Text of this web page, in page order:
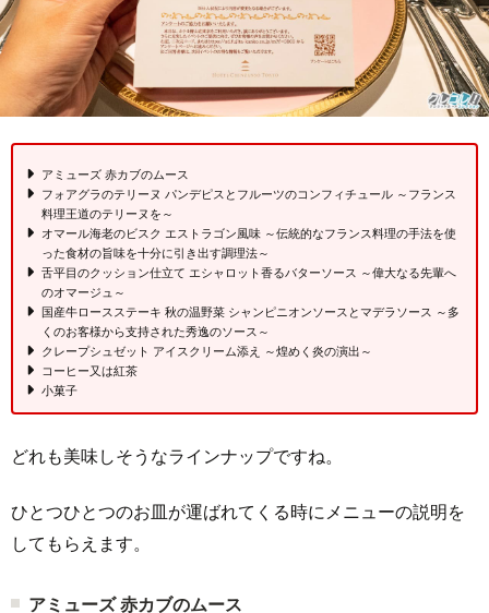
アミューズ 赤カブのムース
フォアグラのテリーヌ パンデピスとフルーツのコンフィチュール ～フランス
料理王道のテリーヌを～
オマール海老のビスク エストラゴン風味 ～伝統的なフランス料理の手法を使
った食材の旨味を十分に引き出す調理法～
舌平目のクッション仕立て エシャロット香るバターソース ～偉大なる先輩へ
のオマージュ～
国産牛ロースステーキ 秋の温野菜 シャンピニオンソースとマデラソース ～多
くのお客様から支持された秀逸のソース～
クレープシュゼット アイスクリーム添え ～煌めく炎の演出～
コーヒー又は紅茶
小菓子
どれも美味しそうなラインナップですね。
ひとつひとつのお皿が運ばれてくる時にメニューの説明を
してもらえます。
アミューズ 赤カブのムース